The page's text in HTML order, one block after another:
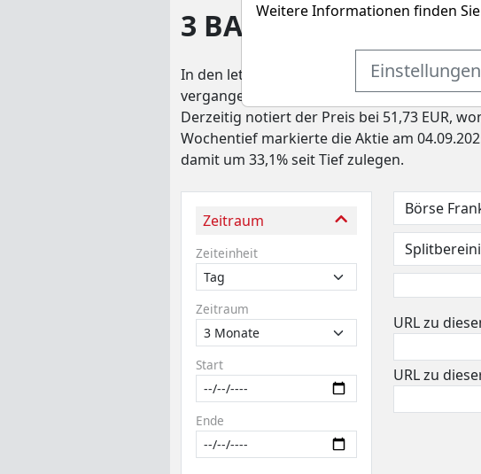
3 BANKEN
In den letzten 52 Wochen hat die Aktie von 3
vergangenen vier Wochen lag die Rendite
Derzeitig notiert der Preis bei 51,73 EUR,
Wochentief markierte die Aktie am
damit um 33,1% seit Tief zulegen.
URL zu
URL zu
Zeitraum
Zeiteinheit
Zeitraum
Start
Ende
Weitere Informationen finden
Einstellungen